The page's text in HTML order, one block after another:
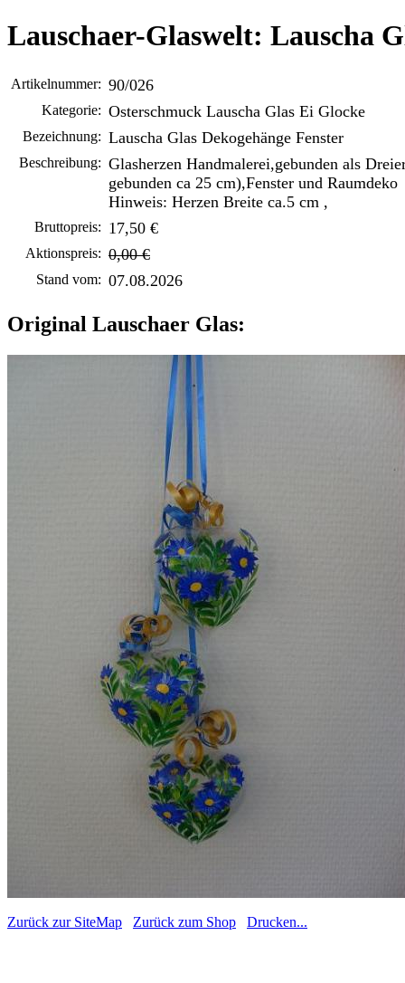
Lauschaer-Glaswelt: Lauscha
Artikelnummer: 90/026
Kategorie: Osterschmuck Lauscha Glas Ei Glocke
Bezeichnung: Lauscha Glas Dekogehänge Fenster
Beschreibung: Glasherzen Handmalerei,gebunden als
gebunden ca 25 cm),Fenster und Raumdeko
Hinweis: Herzen Breite ca.5 cm ,
Bruttopreis: 17,50 €
Aktionspreis: 0,00 €
Stand vom: 07.08.2026
Original Lauschaer Glas:
Zurück zur SiteMap Zurück zum Shop Drucken...